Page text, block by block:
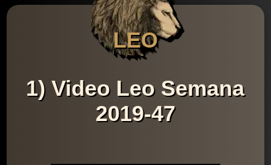
LEO
1) Video Leo Semana
2019-47